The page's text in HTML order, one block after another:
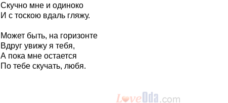
Скучно мне и одиноко
И с тоскою вдаль гляжу.
Может быть, на горизонте
Вдруг увижу я тебя,
А пока мне остается
По тебе скучать, любя.